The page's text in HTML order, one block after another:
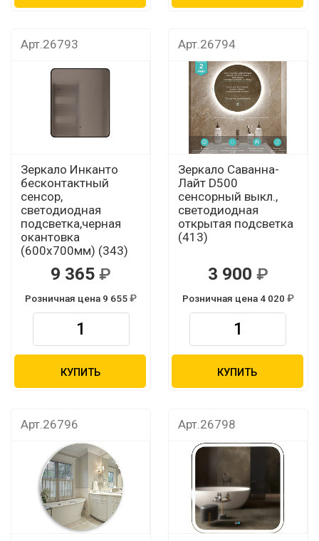
Арт.26793
Зеркало Инканто
бесконтактный
сенсор,
светодиодная
подсветка,черная
окантовка
(600х700мм) (343)
9 365
Розничная цена 9 655
КУПИТЬ
Арт.26794
Зеркало Саванна-
Лайт D500
сенсорный выкл.,
светодиодная
открытая подсветка
(413)
3 900
Розничная цена 4 020
КУПИТЬ
Арт.26796 Арт.26798